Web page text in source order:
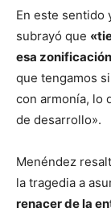
En este sentido
subrayó que
esa
que tengamos
con armonía, lo
de desarrollo».
Menéndez
la tragedia a
renacer de la